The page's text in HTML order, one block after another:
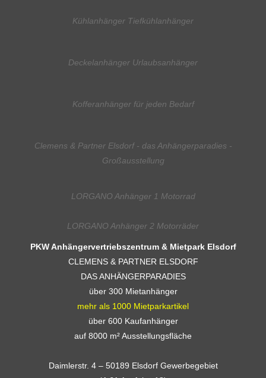
Kühlanhänger Tiefkühlanhänger
Deckelanhänger Urlaubsanhänger
Kofferanhänger für jeden Bedarf
Clemens & Partner Elsdorf - das Anhängerparadies -
Großausstellung
LORGANO Anhänger 1 Motorrad
LORGANO Anhänger 2 Motorräder
PKW Anhängervertriebszentrum & Mietpark Elsdorf
CLEMENS & PARTNER ELSDORF
DAS ANHÄNGERPARADIES
über 300 Mietanhänger
mehr als 1000 Mietparkartikel
über 600 Kaufanhänger
auf 8000 m² Ausstellungsfläche
Daimlerstr. 4 – 50189 Elsdorf Gewerbegebiet